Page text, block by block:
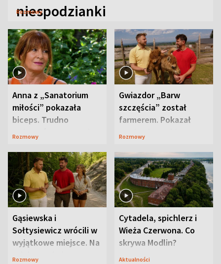
niespodzianki
Rozmowy
Anna z „Sanatorium
miłości” pokazała
biceps. Trudno
uwierzyć, co przeszła
Rozmowy
Gwiazdor „Barw
szczęścia” został
farmerem. Pokazał
swoje niezwykłe
Rozmowy
Gąsiewska i
Sołtysiewicz wrócili w
wyjątkowe miejsce. Na
szlaku czekał
Rozmowy
Cytadela, spichlerz i
Wieża Czerwona. Co
skrywa Modlin?
Aktualności